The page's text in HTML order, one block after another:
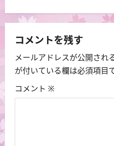
ゲ
ー
シ
ョ
ン
コメントを残す
メールアドレスが公開され
が付いている欄は必須項目
コメント ※